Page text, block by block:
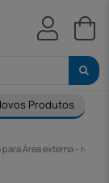
Produtos
Área externa - resina